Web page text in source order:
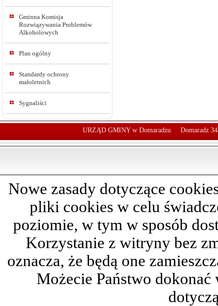
Gminna Komisja
Rozwiązywania Problemów
Alkoholowych
Plan ogólny
Standardy ochrony
małoletnich
Sygnaliści
URZĄD GMINY w Domaradzu Domaradz
Nowe zasady dotyczące
pliki cookies w celu
poziomie, w tym w sposób
Korzystanie z witryny bez
oznacza, że będą one
Możecie Państwo